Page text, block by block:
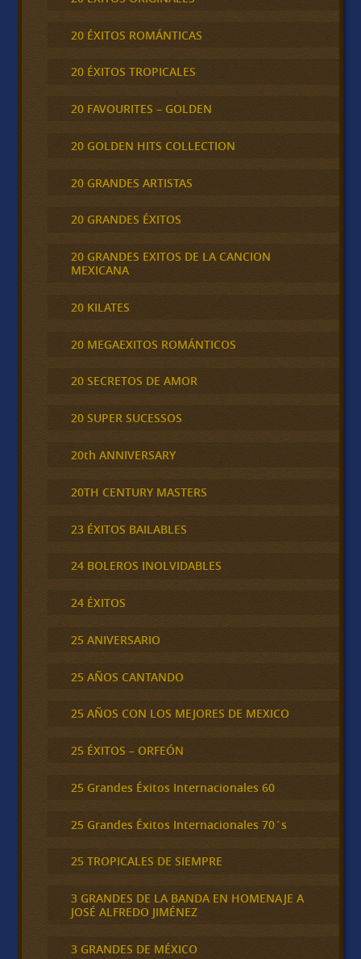
20 ÉXITOS ROMÁNTICAS
20 ÉXITOS TROPICALES
20 FAVOURITES – GOLDEN
20 GOLDEN HITS COLLECTION
20 GRANDES ARTISTAS
20 GRANDES ÉXITOS
20 GRANDES EXITOS DE LA CANCION
MEXICANA
20 KILATES
20 MEGAEXITOS ROMÁNTICOS
20 SECRETOS DE AMOR
20 SUPER SUCESSOS
20th ANNIVERSARY
20TH CENTURY MASTERS
23 ÉXITOS BAILABLES
24 BOLEROS INOLVIDABLES
24 ÉXITOS
25 ANIVERSARIO
25 AÑOS CANTANDO
25 AÑOS CON LOS MEJORES DE MEXICO
25 ÉXITOS – ORFEÓN
25 Grandes Éxitos Internacionales 60
25 Grandes Éxitos Internacionales 70´s
25 TROPICALES DE SIEMPRE
3 GRANDES DE LA BANDA EN HOMENAJE A
JOSÉ ALFREDO JIMÉNEZ
3 GRANDES DE MÉXICO